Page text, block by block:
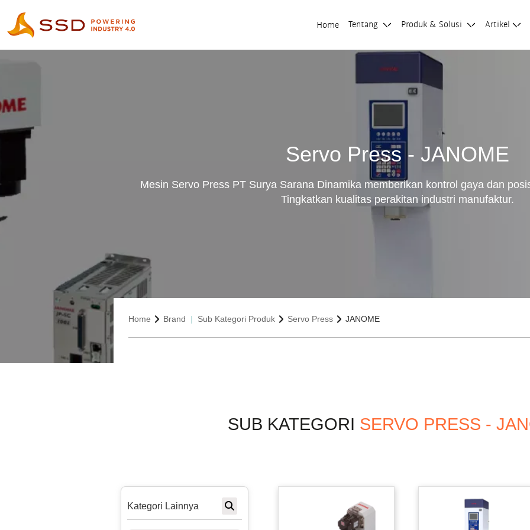
Home Tentang Produk & Solusi Artikel
Servo Press - JANOME
Mesin Servo Press PT Surya Sarana Dinamika memberikan kontrol gaya dan
Tingkatkan kualitas perakitan industri manufaktur.
Home Brand Sub Kategori Produk Servo Press JANOME
SUB KATEGORI SERVO PRESS -
Kategori Lainnya